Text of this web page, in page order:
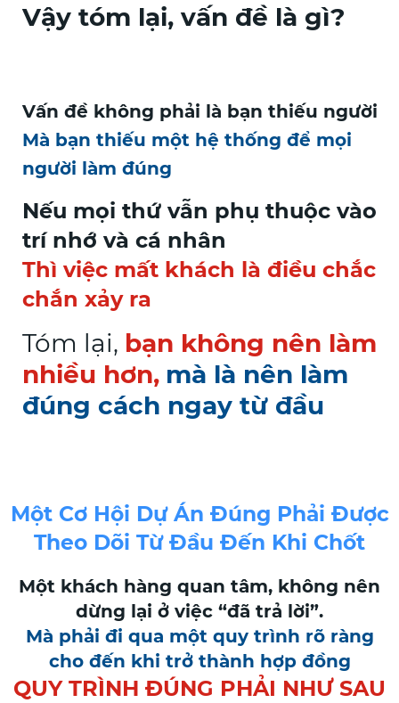
Vậy tóm lại, vấn đề là gì?
Vấn đề không phải là bạn thiếu người
Mà bạn thiếu một hệ thống để mọi
người làm đúng
Nếu mọi thứ vẫn phụ thuộc vào
trí nhớ và cá nhân
Thì việc mất khách là điều chắc
chắn xảy ra
Tóm lại, bạn không nên làm
nhiều hơn, mà là nên làm
đúng cách ngay từ đầu
Một Cơ Hội Dự Án Đúng Phải Được
Theo Dõi Từ Đầu Đến Khi Chốt
Một khách hàng quan tâm, không nên
dừng lại ở việc “đã trả lời”.
Mà phải đi qua một quy trình rõ ràng
cho đến khi trở thành hợp đồng
QUY TRÌNH ĐÚNG PHẢI NHƯ SAU